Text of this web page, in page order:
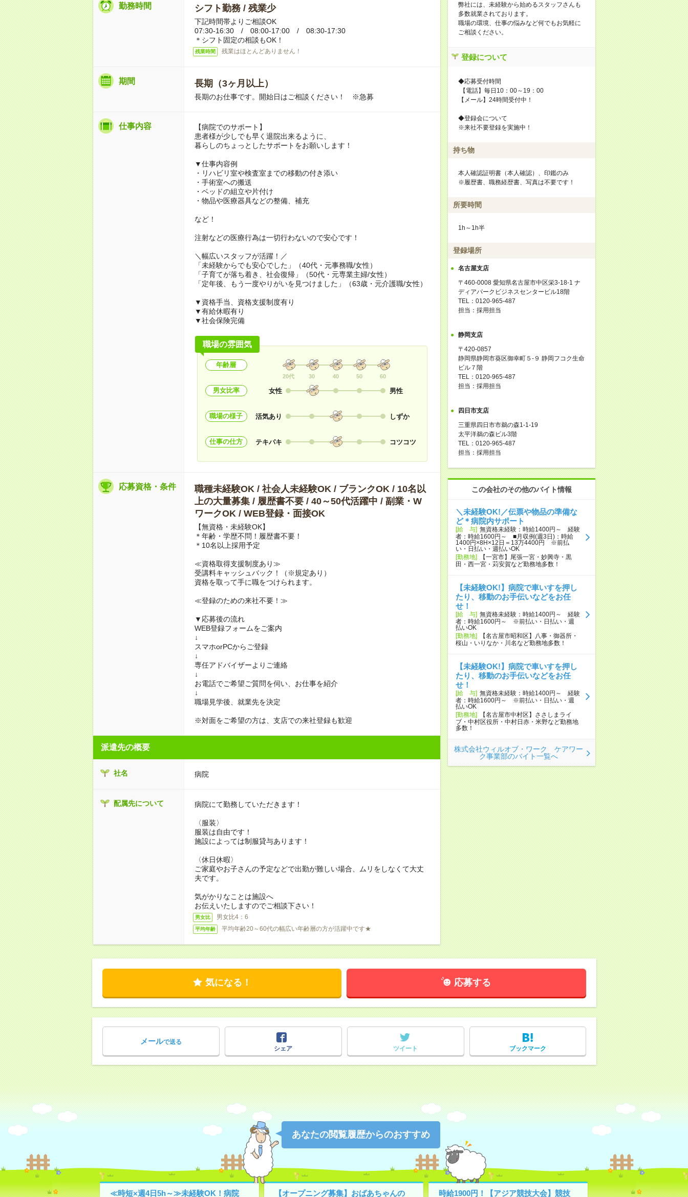
勤務時間 シフト勤務 / 残業少
下記時間帯よりご相談OK
07:30-16:30 / 08:00-17:00 / 08:30-17:30
＊シフト固定の相談もOK！
残業時間 残業はほとんどありません！
期間 長期（3ヶ月以上）
長期のお仕事です。開始日はご相談ください！ ※急募
仕事内容
【病院でのサポート】
患者様が少しでも早く退院出来るように、
暮らしのちょっとしたサポートをお願いします！
▼仕事内容例
・リハビリ室や検査室までの移動の付き添い
・手術室への搬送
・ベッドの組立や片付け
・物品や医療器具などの整備、補充
など！
注射などの医療行為は一切行わないので安心です！
＼幅広いスタッフが活躍！／
「未経験からでも安心でした」（40代・元事務職/女性）
「子育てが落ち着き、社会復帰」（50代・元専業主婦/女性）
「定年後、もう一度やりがいを見つけました」（63歳・元介護職/女性）
▼資格手当、資格支援制度有り
▼有給休暇有り
▼社会保険完備
職場の雰囲気
年齢層
20代 30 40 50 60
男女比率 女性 男性
職場の様子 活気あり しずか
仕事の仕方 テキパキ コツコツ
応募資格・条件
職種未経験OK / 社会人未経験OK / ブランクOK / 10名以
上の大量募集 / 履歴書不要 / 40～50代活躍中 / 副業・W
ワークOK / WEB登録・面接OK
【無資格・未経験OK】
＊年齢・学歴不問！履歴書不要！
＊10名以上採用予定
≪資格取得支援制度あり≫
受講料キャッシュバック！（※規定あり）
資格を取って手に職をつけられます。
≪登録のための来社不要！≫
▼応募後の流れ
WEB登録フォームをご案内
↓
スマホorPCからご登録
↓
専任アドバイザーよりご連絡
↓
お電話でご希望ご質問を伺い、お仕事を紹介
↓
職場見学後、就業先を決定
※対面をご希望の方は、支店での来社登録も歓迎
派遣先の概要
社名 病院
配属先について 病院にて勤務していただきます！
〈服装〉
服装は自由です！
施設によっては制服貸与あります！
〈休日休暇〉
ご家庭やお子さんの予定などで出勤が難しい場合、ムリをしなくて大丈
夫です。
気がかりなことは施設へ
お伝えいたしますのでご相談下さい！
男女比 男女比4：6
平均年齢 平均年齢20～60代の幅広い年齢層の方が活躍中です★
弊社には、未経験から始めるスタッフさんも
多数就業されております。
職場の環境、仕事の悩みなど何でもお気軽に
ご相談ください。
登録について
◆応募受付時間
【電話】毎日10：00～19：00
【メール】24時間受付中！
◆登録会について
※来社不要登録を実施中！
持ち物
本人確認証明書（本人確認）、印鑑のみ
※履歴書、職務経歴書、写真は不要です！
所要時間
1h～1h半
登録場所
名古屋支店
〒460-0008 愛知県名古屋市中区栄3-18-1 ナ
ディアパークビジネスセンタービル18階
TEL：0120-965-487
担当：採用担当
静岡支店
〒420-0857
静岡県静岡市葵区御幸町５-９ 静岡フコク生命
ビル７階
TEL：0120-965-487
担当：採用担当
四日市支店
三重県四日市市鵜の森1-1-19
太平洋鵜の森ビル3階
TEL：0120-965-487
担当：採用担当
この会社のその他のバイト情報
＼未経験OK!／伝票や物品の準備な
ど＊病院内サポート
[給 与] 無資格未経験：時給1400円～ 経験
者：時給1600円～ ■月収例(週3日)：時給
1400円×8H×12日＝13万4400円 ※前払
い・日払い・週払いOK
[勤務地]
【一宮市】尾張一宮・妙興寺・黒
田・西一宮・苅安賀など勤務地多数！
【未経験OK!】病院で車いすを押し
たり、移動のお手伝いなどをお任
せ！
[給 与] 無資格未経験：時給1400円～ 経験
者：時給1600円～ ※前払い・日払い・週
払いOK
[勤務地]
【名古屋市昭和区】八事・御器所・
桜山・いりなか・川名など勤務地多数！
【未経験OK!】病院で車いすを押し
たり、移動のお手伝いなどをお任
せ！
[給 与] 無資格未経験：時給1400円～ 経験
者：時給1600円～ ※前払い・日払い・週
払いOK
[勤務地]
【名古屋市中村区】ささしまライ
ブ・中村区役所・中村日赤・米野など勤務地
多数！
株式会社ウィルオブ・ワーク ケアワー
ク事業部のバイト一覧へ
気になる！ 応募する
メールで送る
シェア
ツイート ブックマーク
あなたの閲覧履歴からのおすすめ
≪時短×週4日5h～≫未経験OK！病院 【オープニング募集】おばあちゃんの 時給1900円！【アジア競技大会】競技